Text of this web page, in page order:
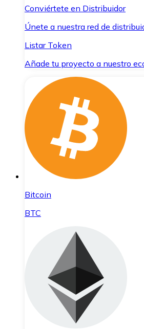
Conviértete en Distribuidor
Únete a nuestra red de
Listar Token
Añade tu proyecto a nuestro
Bitcoin
BTC